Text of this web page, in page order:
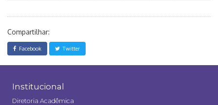
Compartilhar:
Facebook Twitter
Institucional
Diretoria Acadêmica